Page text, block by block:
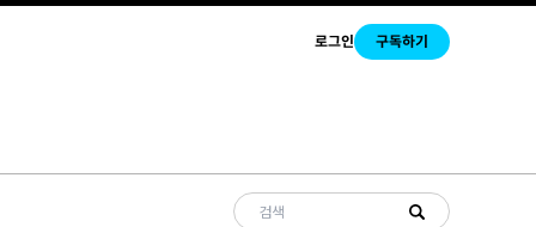
로그인 구독하기